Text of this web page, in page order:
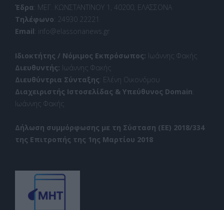
Έδρα: ΜΕΓ. ΚΩΝΣΤΑΝΤΙΝΟΥ 1, 40200, ΕΛΑΣΣΟΝΑ
Τηλέφωνο: 24930 22221
Email: info@elassonanews.gr
Ιδιοκτήτης / Νόμιμος Εκπρόσωπος: Ιωάννης Φακής
Διευθυντής: Ιωάννης Φακής
Διευθύντρια Σύνταξης: Ελένη Οικονόμου
Διαχειριστής Ιστοσελίδας & Υπεύθυνος Domain:
Ιωάννης Φακής
Δήλωση συμμόρφωσης με τη Σύσταση (ΕΕ) 2018/334
της Επιτροπής της 1ης Μαρτίου 2018